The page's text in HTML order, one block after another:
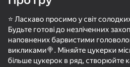
50+ топ-ігор, у які грають
навіть ті, хто «не грає»
МКАД: вклинься в поток Плинко Кликер
59
⭐ Ласкаво просимо у світ
Будьте готові до незліченних
наповнених барвистими
викликами🍭. Міняйте цукерки
більше цукерок в ряд, створюйте